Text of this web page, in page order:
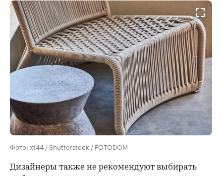
Фото: xt44 / Shutterstock / FOTODOM
Дизайнеры также не рекомендуют выбирать